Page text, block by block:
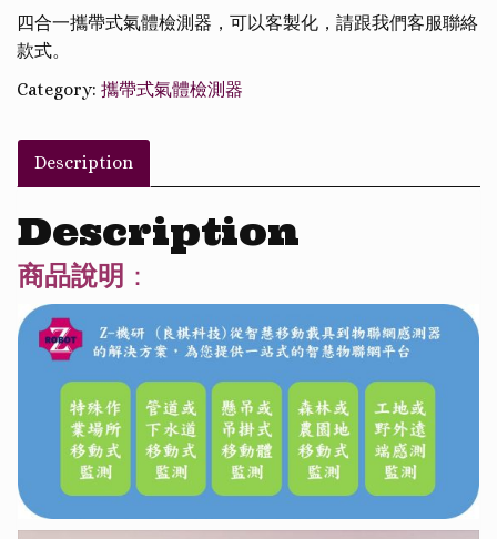
四合一攜帶式氣體檢測器，可以客製化，請跟我們客服聯絡
款式。
Category: 攜帶式氣體檢測器
Description
Description
商品說明 ：